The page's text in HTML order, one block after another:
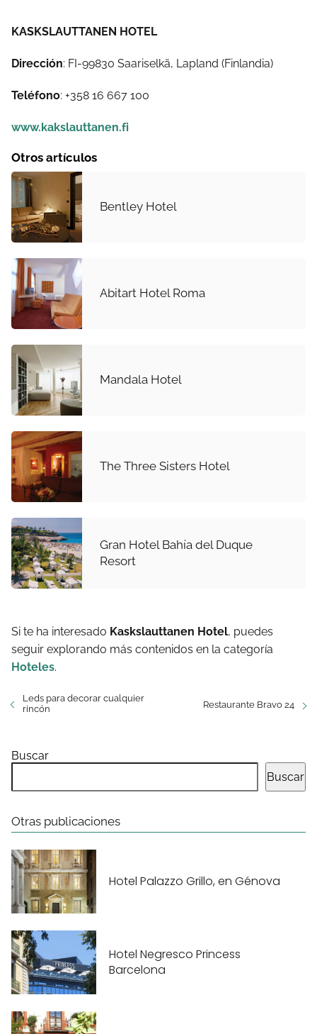
KASKSLAUTTANEN HOTEL
Dirección: FI-99830 Saariselkä, Lapland (Finlandia)
Teléfono: +358 16 667 100
www.kakslauttanen.fi
Otros artículos
Bentley Hotel
Abitart Hotel Roma
Mandala Hotel
The Three Sisters Hotel
Gran Hotel Bahía del Duque
Resort
Si te ha interesado Kaskslauttanen Hotel, puedes
seguir explorando más contenidos en la categoría
Hoteles.
Leds para decorar cualquier
rincón
Restaurante Bravo 24
Buscar
Buscar
Otras publicaciones
Hotel Palazzo Grillo, en Génova
Hotel Negresco Princess
Barcelona